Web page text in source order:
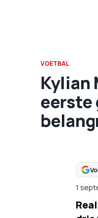
VOETBAL
Kylian
eerste
1